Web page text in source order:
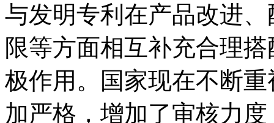
与发明专利在产品改进
限等方面相互补充合理
极作用。国家现在不断
加严格，增加了审核力